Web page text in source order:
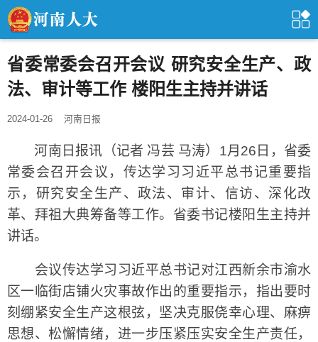
省委常委会召开会议 研究安全生产、政
法、审计等工作 楼阳生主持并讲话
2024-01-26 河南日报
河南日报讯（记者 冯芸 马涛）1月26日，省委
常委会召开会议，传达学习习近平总书记重要指
示，研究安全生产、政法、审计、信访、深化改
革、拜祖大典筹备等工作。省委书记楼阳生主持并
讲话。
会议传达学习习近平总书记对江西新余市渝水
区一临街店铺火灾事故作出的重要指示，指出要时
刻绷紧安全生产这根弦，坚决克服侥幸心理、麻痹
思想、松懈情绪，进一步压紧压实安全生产责任，